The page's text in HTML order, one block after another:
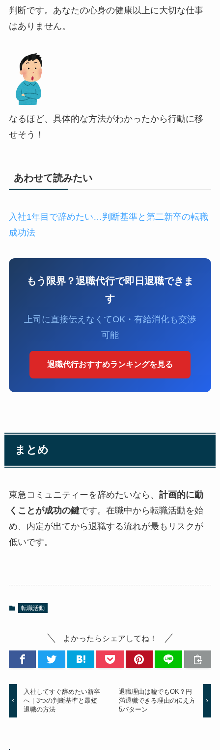
判断です。あなたの心身の健康以上に大切な仕事
はありません。
なるほど、具体的な方法がわかったから行動に移
せそう！
あわせて読みたい
入社1年目で辞めたい…判断基準と第二新卒の転職
成功法
もう限界？退職代行で即日退職できま
す
上司に直接伝えなくてOK・有給消化も交渉
可能
退職代行おすすめランキングを見る
まとめ
東急コミュニティーを辞めたいなら、 計画的に動
くことが成功の鍵です。在職中から転職活動を始
め、内定が出てから退職する流れが最もリスクが
低いです。
転職活動
よかったらシェアしてね！
入社してすぐ辞めたい新卒
へ｜3つの判断基準と最短
退職の方法
退職理由は嘘でもOK？円
満退職できる理由の伝え方
5パターン